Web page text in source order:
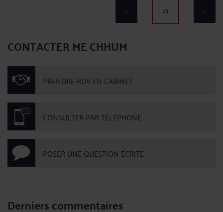
< 13 >
CONTACTER ME CHHUM
PRENDRE RDV EN CABINET
CONSULTER PAR TÉLÉPHONE
POSER UNE QUESTION ÉCRITE
Derniers commentaires